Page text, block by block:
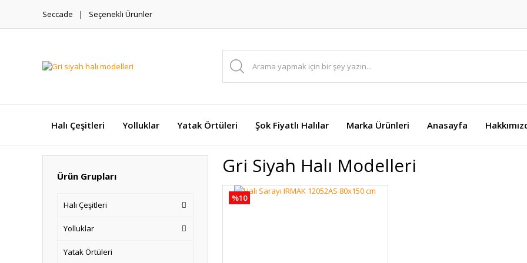
Seccade Seçenekli Ürünler
Halı Çeşitleri Yolluklar Yatak Örtüleri Şok Fiyatlı Halılar Marka Ürünleri Anasayfa
Ürün Grupları
Halı Çeşitleri
Yolluklar
Yatak Örtüleri
Gri Siyah Halı Modelleri
%10